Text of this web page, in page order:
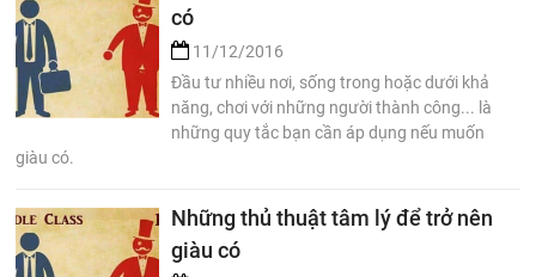
có
11/12/2016
Đầu tư nhiều nơi, sống trong hoặc dưới khả
năng, chơi với những người thành công... là
những quy tắc bạn cần áp dụng nếu muốn
giàu có.
Những thủ thuật tâm lý để trở nên
giàu có